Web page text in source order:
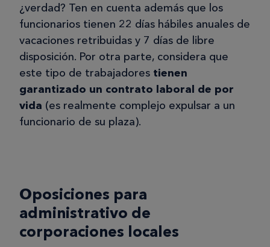
¿verdad? Ten en cuenta además que los
funcionarios tienen 22 días hábiles anuales de
vacaciones retribuidas y 7 días de libre
disposición. Por otra parte, considera que
este tipo de trabajadores tienen
garantizado un contrato laboral de por
vida (es realmente complejo expulsar a un
funcionario de su plaza).
Oposiciones para
administrativo de
corporaciones locales